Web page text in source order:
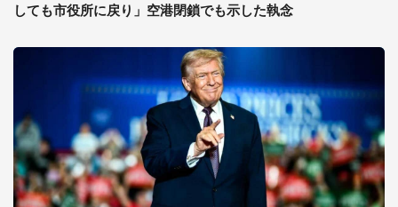
しても市役所に戻り」空港閉鎖でも示した執念